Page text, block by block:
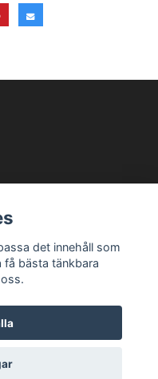
Prenumerera
det innehåll som
bästa tänkbara